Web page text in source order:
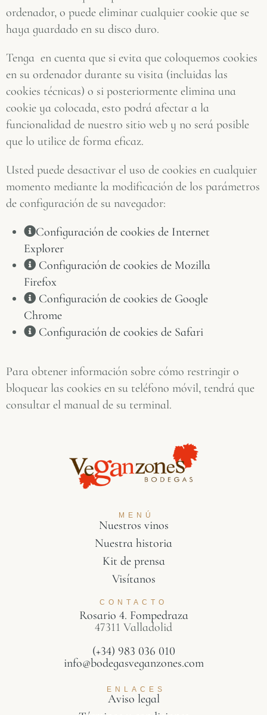
ordenador, o puede eliminar cualquier cookie que se
haya guardado en su disco duro.
Tenga en cuenta que si evita que coloquemos cookies
en su ordenador durante su visita (incluidas las
cookies técnicas) o si posteriormente elimina una
cookie ya colocada, esto podrá afectar a la
funcionalidad de nuestro sitio web y no será posible
que lo utilice de forma eficaz.
Usted puede desactivar el uso de cookies en cualquier
momento mediante la modificación de los parámetros
de configuración de su navegador:
Configuración de cookies de Internet
Explorer
Configuración de cookies de Mozilla
Firefox
Configuración de cookies de Google
Chrome
Configuración de cookies de Safari
Para obtener información sobre cómo restringir o
bloquear las cookies en su teléfono móvil, tendrá que
consultar el manual de su terminal.
MENÚ
Nuestros vinos
Nuestra historia
Kit de prensa
Visítanos
CONTACTO
Rosario 4. Fompedraza
47311 Valladolid
(+34) 983 036 010
info@bodegasveganzones.com
ENLACES
Aviso legal